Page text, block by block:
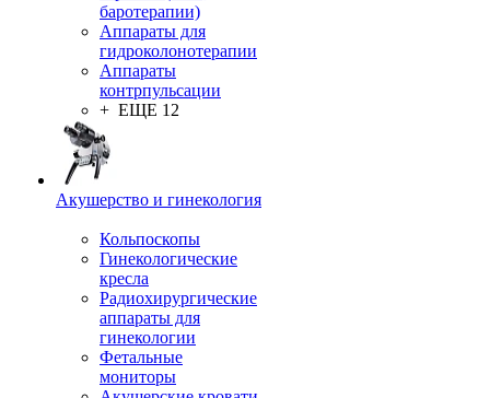
баротерапии)
Аппараты для
гидроколонотерапии
Аппараты
контрпульсации
+ ЕЩЕ 12
Акушерство и гинекология
Кольпоскопы
Гинекологические
кресла
Радиохирургические
аппараты для
гинекологии
Фетальные
мониторы